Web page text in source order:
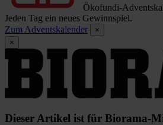
Ökofundi-
Jeden Tag ein neues Gewinnspiel.
Zum Adventskalender
×
×
Dieser Artikel ist für Biorama-